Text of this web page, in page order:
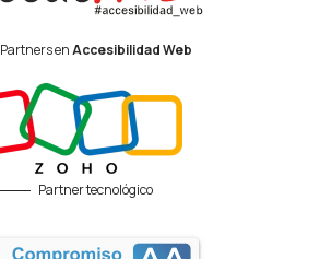
Partners enAccesibilidad Web
Partner tecnológico